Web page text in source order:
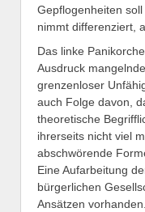
Gepflogenheiten
nimmt differenziert,
Das linke
Ausdruck
grenzenloser
auch Folge davon,
theoretische
ihrerseits nicht viel
abschwörende
Eine Aufarbeitung
bürgerlichen
Ansätzen vorhanden.